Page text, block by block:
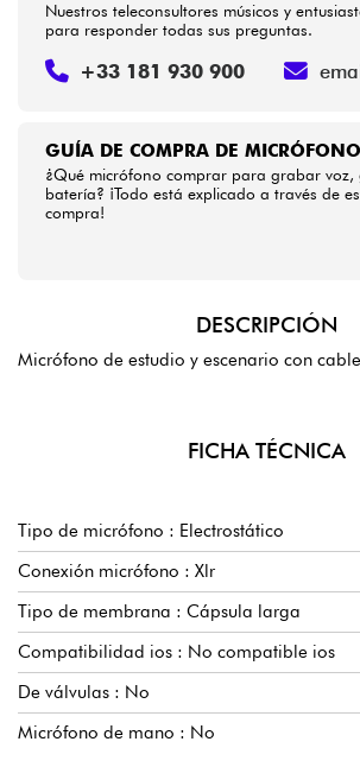
GUÍA DE COMPRA DE
¿Qué micrófono comprar para grabar voz,
batería? ¡Todo está explicado a través de
compra!
Nuestros teleconsultores músicos y
para responder todas sus preguntas.
+33 181 930 900
DESCRIPCIÓN
Micrófono de estudio y escenario con
FICHA TÉCNICA
Tipo de micrófono : Electrostático
Conexión micrófono : Xlr
Tipo de membrana : Cápsula larga
Compatibilidad ios : No compatible ios
De válvulas : No
Micrófono de mano : No